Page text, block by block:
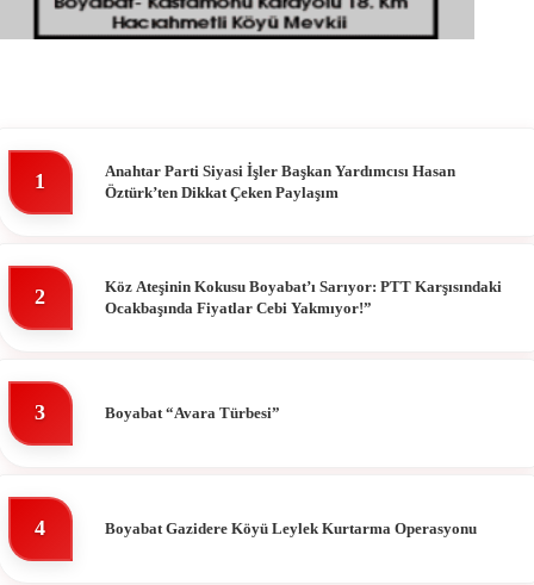
1
Anahtar Parti Siyasi İşler Başkan Yardımcısı Hasan
Öztürk’ten Dikkat Çeken Paylaşım
2
Köz Ateşinin Kokusu Boyabat’ı Sarıyor: PTT Karşısındaki
Ocakbaşında Fiyatlar Cebi Yakmıyor!”
3 Boyabat “Avara Türbesi”
4 Boyabat Gazidere Köyü Leylek Kurtarma Operasyonu